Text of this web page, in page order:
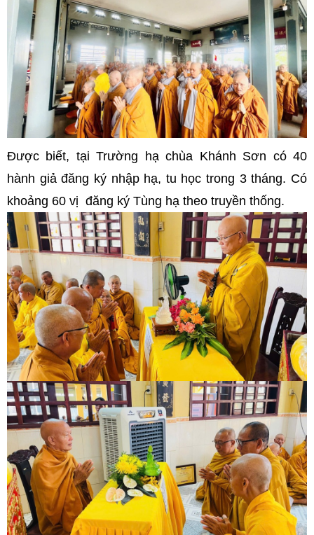
Được biết, tại Trường hạ chùa Khánh Sơn có 40
hành giả đăng ký nhập hạ, tu học trong 3 tháng. Có
khoảng 60 vị đăng ký Tùng hạ theo truyền thống.